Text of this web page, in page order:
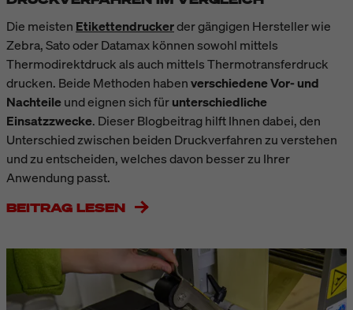
Die meisten Etikettendruckerder gängigen Hersteller wie
Zebra, Sato oder Datamax können sowohl mittels
Thermodirektdruck als auch mittels Thermotransferdruck
drucken. Beide Methoden habenverschiedene Vor- und
Nachteileund eignen sich fürunterschiedliche
Einsatzzwecke. Dieser Blogbeitrag hilft Ihnen dabei, den
Unterschied zwischen beiden Druckverfahren zu verstehen
und zu entscheiden, welches davon besser zu Ihrer
Anwendung passt.
BEITRAG LESEN